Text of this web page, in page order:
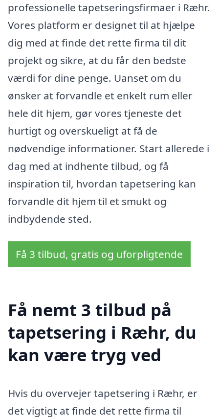
professionelle tapetseringsfirmaer i Ræhr.
Vores platform er designet til at hjælpe
dig med at finde det rette firma til dit
projekt og sikre, at du får den bedste
værdi for dine penge. Uanset om du
ønsker at forvandle et enkelt rum eller
hele dit hjem, gør vores tjeneste det
hurtigt og overskueligt at få de
nødvendige informationer. Start allerede i
dag med at indhente tilbud, og få
inspiration til, hvordan tapetsering kan
forvandle dit hjem til et smukt og
indbydende sted.
Få 3 tilbud, gratis og uforpligtende
Få nemt 3 tilbud på
tapetsering i Ræhr, du
kan være tryg ved
Hvis du overvejer tapetsering i Ræhr, er
det vigtigt at finde det rette firma til